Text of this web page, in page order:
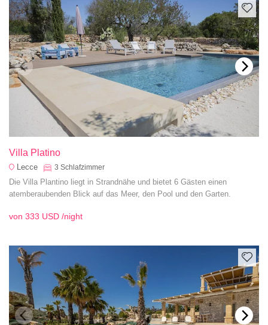
Villa Platino
Lecce 3 Schlafzimmer
Die Villa Plantino liegt in Strandnähe und bietet 6 Gästen einen
atemberaubenden Blick auf das Meer, den Pool und den Garten.
von 333 USD /night